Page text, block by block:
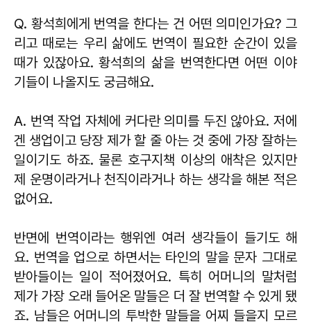
Q. 황석희에게 번역을 한다는 건 어떤 의미인가요? 그
리고 때로는 우리 삶에도 번역이 필요한 순간이 있을
때가 있잖아요. 황석희의 삶을 번역한다면 어떤 이야
기들이 나올지도 궁금해요.
A. 번역 작업 자체에 커다란 의미를 두진 않아요. 저에
겐 생업이고 당장 제가 할 줄 아는 것 중에 가장 잘하는
일이기도 하죠. 물론 호구지책 이상의 애착은 있지만
제 운명이라거나 천직이라거나 하는 생각을 해본 적은
없어요.
반면에 번역이라는 행위엔 여러 생각들이 들기도 해
요. 번역을 업으로 하면서는 타인의 말을 문자 그대로
받아들이는 일이 적어졌어요. 특히 어머니의 말처럼
제가 가장 오래 들어온 말들은 더 잘 번역할 수 있게 됐
죠. 남들은 어머니의 투박한 말들을 어찌 들을지 모르